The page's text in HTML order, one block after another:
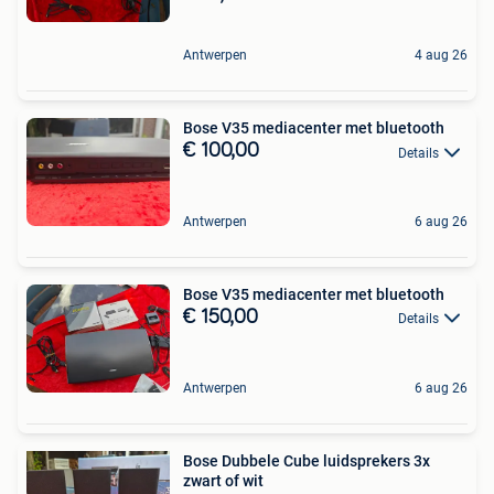
Antwerpen 4 aug 26
Bose V35 mediacenter met bluetooth
€ 100,00 Details
Antwerpen 6 aug 26
Bose V35 mediacenter met bluetooth
€ 150,00 Details
Antwerpen 6 aug 26
Bose Dubbele Cube luidsprekers 3x
zwart of wit